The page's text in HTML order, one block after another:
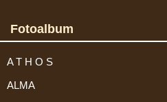
Fotoalbum
A T H O S
ALMA